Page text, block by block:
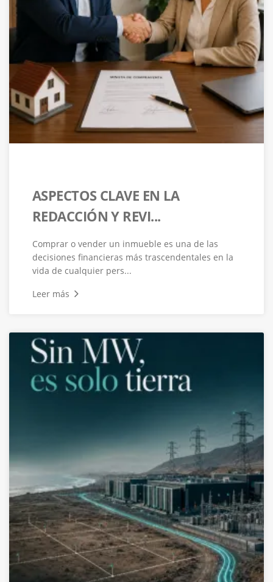
ASPECTOS CLAVE EN LA
REDACCIÓN Y REVI...
Comprar o vender un inmueble es una de las
decisiones financieras más trascendentales en la
vida de cualquier pers...
Leer más